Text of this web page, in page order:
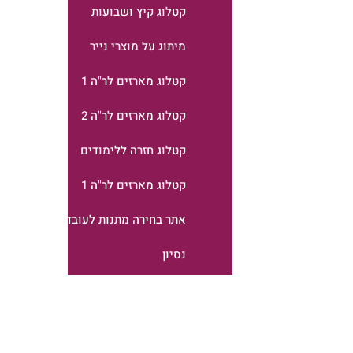
קטלוג קיץ ושבועות
מיתוג על מוצרי נייר
קטלוג מארזים לר"ה 1
קטלוג מארזים לר"ה 2
קטלוג חזרה ללימודים
קטלוג מארזים לר"ה 1
אתר בחירה מתנות לעובדים
נסיון